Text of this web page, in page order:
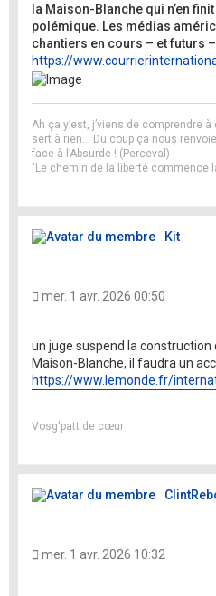
la Maison-Blanche qui n’en
polémique. Les médias
chantiers en cours – et futurs
https://
Ah ça y’est, j’viens de comprendre
sert à rien… Du coup ça nous
face à l’Absurde ! (Perceval)
"Le chemin de la liberté commence
Kit
mer. 1 avr. 2026 00:50
un juge suspend la construction
Maison-Blanche, il faudra un
https://www.lemonde.fr/
Vosg'patt de cœur
mer. 1 avr. 2026 10:32